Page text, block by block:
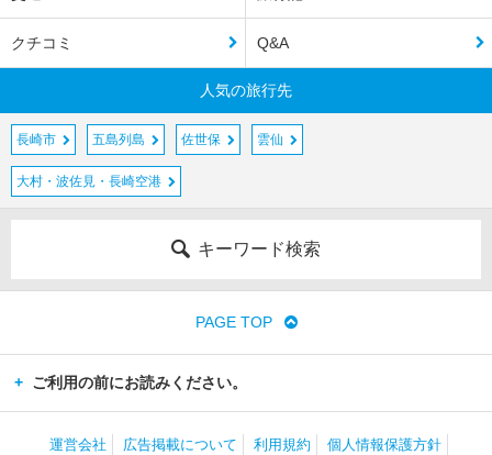
クチコミ Q&A
人気の旅行先
長崎市 五島列島 佐世保 雲仙
大村・波佐見・長崎空港
キーワード検索
PAGE TOP
ご利用の前にお読みください。
運営会社 広告掲載について 利用規約 個人情報保護方針